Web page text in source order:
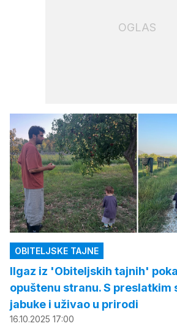
OGLAS
OBITELJSKE TAJNE
Ilgaz iz 'Obiteljskih tajnih'
opuštenu stranu. S preslatkim
jabuke i uživao u prirodi
16.10.2025 17:00